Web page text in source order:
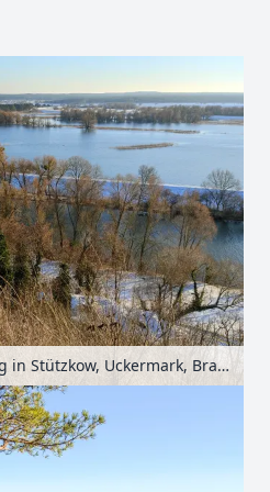
Aussicht vom Richterberg in Stützkow, Uckermark, Brandenburg, Deutschland